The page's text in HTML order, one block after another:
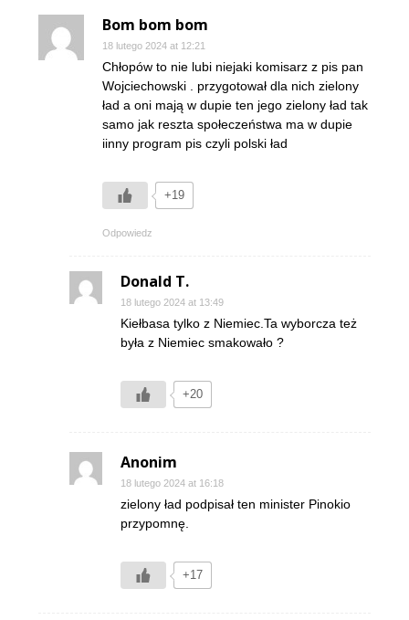
Bom bom bom
18 lutego 2024 at 12:21
Chłopów to nie lubi niejaki komisarz z pis pan
Wojciechowski . przygotował dla nich zielony
ład a oni mają w dupie ten jego zielony ład tak
samo jak reszta społeczeństwa ma w dupie
iinny program pis czyli polski ład
+19
Odpowiedz
Donald T.
18 lutego 2024 at 13:49
Kiełbasa tylko z Niemiec.Ta wyborcza też
była z Niemiec smakowało ?
+20
Anonim
18 lutego 2024 at 16:18
zielony ład podpisał ten minister Pinokio
przypomnę.
+17